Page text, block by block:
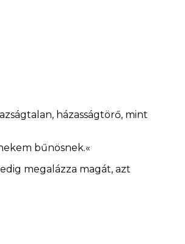
házasságtörő, mint
bűnösnek.«
megalázza magát, azt